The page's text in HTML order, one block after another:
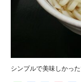
シンプルで美味しかった